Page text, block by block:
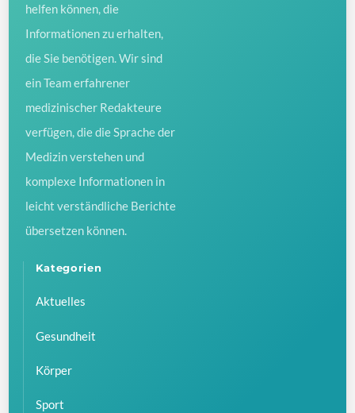
helfen können, die
Informationen zu erhalten,
die Sie benötigen. Wir sind
ein Team erfahrener
medizinischer Redakteure
verfügen, die die Sprache der
Medizin verstehen und
komplexe Informationen in
leicht verständliche Berichte
übersetzen können.
Kategorien
Aktuelles
Gesundheit
Körper
Sport